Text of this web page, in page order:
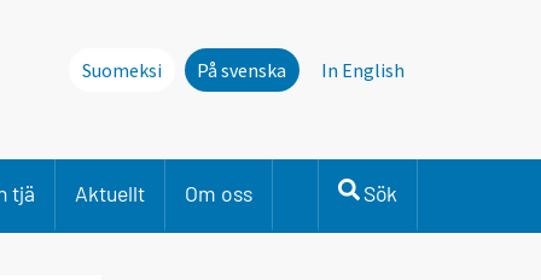
Suomeksi På svenska In English
tjä Aktuellt Om oss Sök